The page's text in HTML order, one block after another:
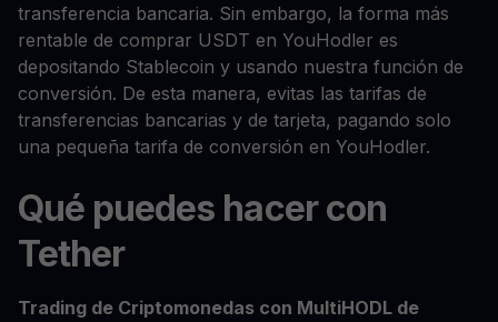
transferencia bancaria. Sin embargo, la forma más
rentable de comprar USDT en YouHodler es
depositando Stablecoin y usando nuestra función de
conversión. De esta manera, evitas las tarifas de
transferencias bancarias y de tarjeta, pagando solo
una pequeña tarifa de conversión en YouHodler.
Qué puedes hacer con
Tether
Trading de Criptomonedas con MultiHODL de